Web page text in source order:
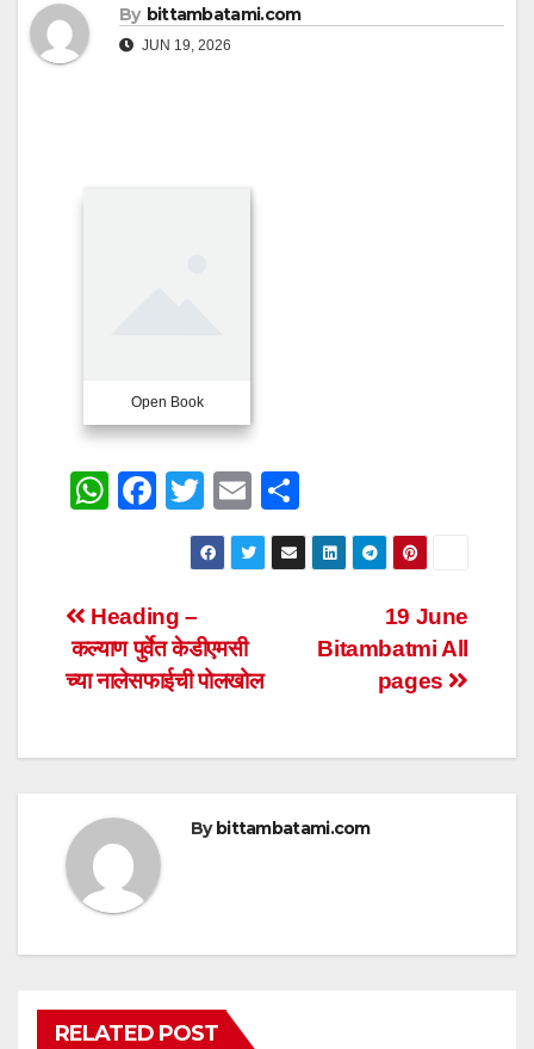
By bittambatami.com
JUN 19, 2026
Open Book
W
s
A
p
F
e
b
o
k
T
wi
tt
E
m
ail
h
ar
Post
navigation
19 June
Bitambatmi All
pages
Heading –
कल्याण पुर्वेत केडीएमसी
च्या नालेसफाईची पोलखोल
By bittambatami.com
RELATED POST